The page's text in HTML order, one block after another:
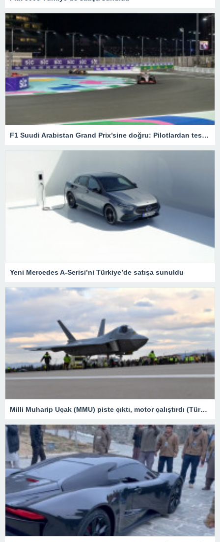
F1 Suudi Arabistan Grand Prix’sine doğru: Pilotlardan test sürüşleri – Son Dakika Spor Haberleri
Yeni Mercedes A-Serisi’ni Türkiye’de satışa sunuldu
Milli Muharip Uçak (MMU) piste çıktı, motor çalıştırdı (Türkiye’nin yeni nesil yerli silahları) – Son Dakika Teknoloji Haberleri